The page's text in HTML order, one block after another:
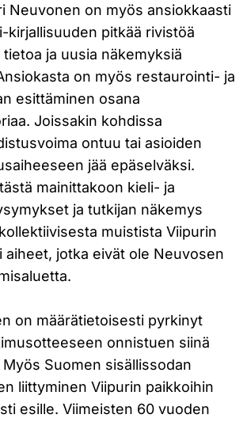
Neuvonen on myös ansiokkaasti
kirjallisuuden pitkää rivistöä
ja uusia näkemyksiä
on myös restaurointi- ja
esittäminen osana
Joissakin kohdissa
ontuu tai asioiden
jää epäselväksi.
mainittakoon kieli- ja
ja tutkijan näkemys
muistista Viipurin
aiheet, jotka eivät ole Neuvosen
on määrätietoisesti pyrkinyt
onnistuen siinä
Suomen sisällissodan
liittyminen Viipurin paikkoihin
esille. Viimeisten 60 vuoden